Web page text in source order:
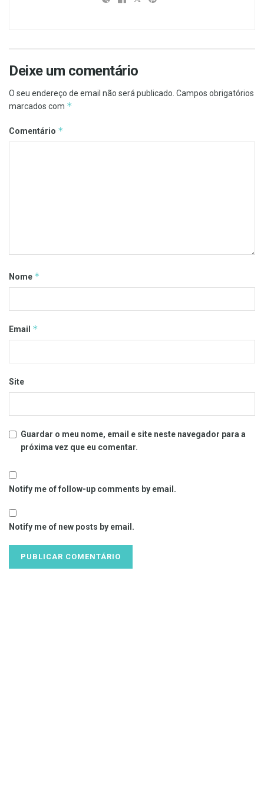
Deixe um comentário
O seu endereço de email não será publicado. Campos obrigatórios
marcados com *
Comentário *
Nome *
Email *
Site
Guardar o meu nome, email e site neste navegador para a
próxima vez que eu comentar.
Notify me of follow-up comments by email.
Notify me of new posts by email.